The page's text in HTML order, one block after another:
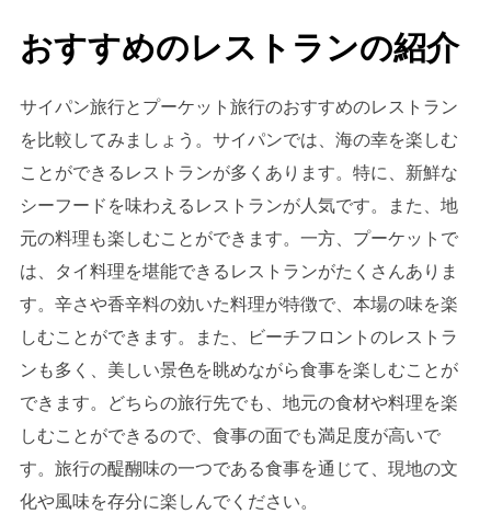
おすすめのレストランの紹介
サイパン旅行とプーケット旅行のおすすめのレストラン
を比較してみましょう。サイパンでは、海の幸を楽しむ
ことができるレストランが多くあります。特に、新鮮な
シーフードを味わえるレストランが人気です。また、地
元の料理も楽しむことができます。一方、プーケットで
は、タイ料理を堪能できるレストランがたくさんありま
す。辛さや香辛料の効いた料理が特徴で、本場の味を楽
しむことができます。また、ビーチフロントのレストラ
ンも多く、美しい景色を眺めながら食事を楽しむことが
できます。どちらの旅行先でも、地元の食材や料理を楽
しむことができるので、食事の面でも満足度が高いで
す。旅行の醍醐味の一つである食事を通じて、現地の文
化や風味を存分に楽しんでください。